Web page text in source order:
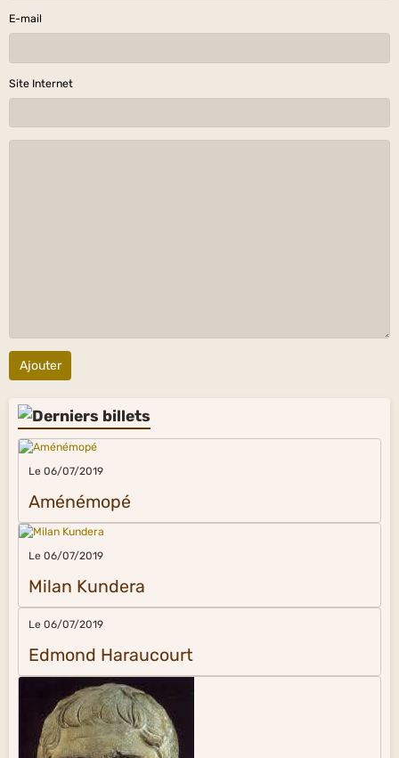
E-mail
Site Internet
Ajouter
Le 06/07/2019
Aménémopé
Le 06/07/2019
Milan Kundera
Le 06/07/2019
Edmond Haraucourt